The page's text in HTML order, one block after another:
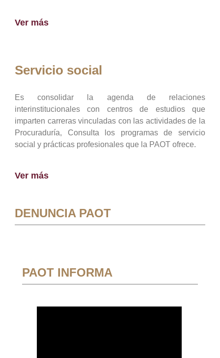
Ver más
Servicio social
Es consolidar la agenda de relaciones
interinstitucionales con centros de estudios que
imparten carreras vinculadas con las actividades de la
Procuraduría, Consulta los programas de servicio
social y prácticas profesionales que la PAOT ofrece.
Ver más
DENUNCIA PAOT
PAOT INFORMA